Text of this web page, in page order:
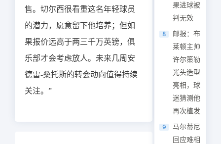
售。切尔西很看重这名年轻球员
的潜力，愿意留下他培养；但如
果报价远高于两三千万英镑，俱
乐部才会考虑放人。未来几周安
德雷-桑托斯的转会动向值得持续
关注。”
果进球被
判无效
8
邮报：布
莱顿主帅
许尔策勒
光头造型
亮相，球
迷猜测他
再次植发
9
马尔蒂尼
回应难相